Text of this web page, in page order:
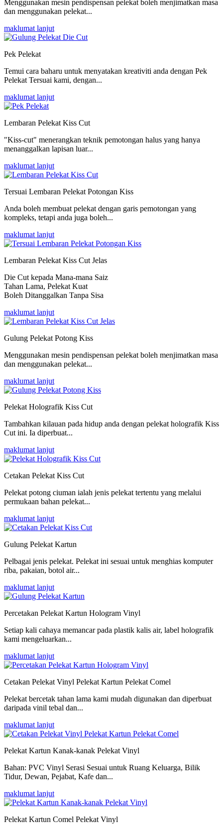
Menggunakan mesin pendispensan pelekat boleh menjimatkan masa
dan menggunakan pelekat...
maklumat lanjut
Pek Pelekat
Temui cara baharu untuk menyatakan kreativiti anda dengan Pek
Pelekat Tersuai kami, dengan...
maklumat lanjut
Lembaran Pelekat Kiss Cut
"Kiss-cut" menerangkan teknik pemotongan halus yang hanya
menanggalkan lapisan luar...
maklumat lanjut
Tersuai Lembaran Pelekat Potongan Kiss
Anda boleh membuat pelekat dengan garis pemotongan yang
kompleks, tetapi anda juga boleh...
maklumat lanjut
Lembaran Pelekat Kiss Cut Jelas
Die Cut kepada Mana-mana Saiz
Tahan Lama, Pelekat Kuat
Boleh Ditanggalkan Tanpa Sisa
maklumat lanjut
Gulung Pelekat Potong Kiss
Menggunakan mesin pendispensan pelekat boleh menjimatkan masa
dan menggunakan pelekat...
maklumat lanjut
Pelekat Holografik Kiss Cut
Tambahkan kilauan pada hidup anda dengan pelekat holografik Kiss
Cut ini. Ia diperbuat...
maklumat lanjut
Cetakan Pelekat Kiss Cut
Pelekat potong ciuman ialah jenis pelekat tertentu yang melalui
permukaan bahan pelekat...
maklumat lanjut
Gulung Pelekat Kartun
Pelbagai jenis pelekat. Pelekat ini sesuai untuk menghias komputer
riba, pakaian, botol air...
maklumat lanjut
Percetakan Pelekat Kartun Hologram Vinyl
Setiap kali cahaya memancar pada plastik kalis air, label holografik
kami mengeluarkan...
maklumat lanjut
Cetakan Pelekat Vinyl Pelekat Kartun Pelekat Comel
Pelekat bercetak tahan lama kami mudah digunakan dan diperbuat
daripada vinil tebal dan...
maklumat lanjut
Pelekat Kartun Kanak-kanak Pelekat Vinyl
Bahan: PVC Vinyl Serasi Sesuai untuk Ruang Keluarga, Bilik
Tidur, Dewan, Pejabat, Kafe dan...
maklumat lanjut
Pelekat Kartun Comel Pelekat Vinyl